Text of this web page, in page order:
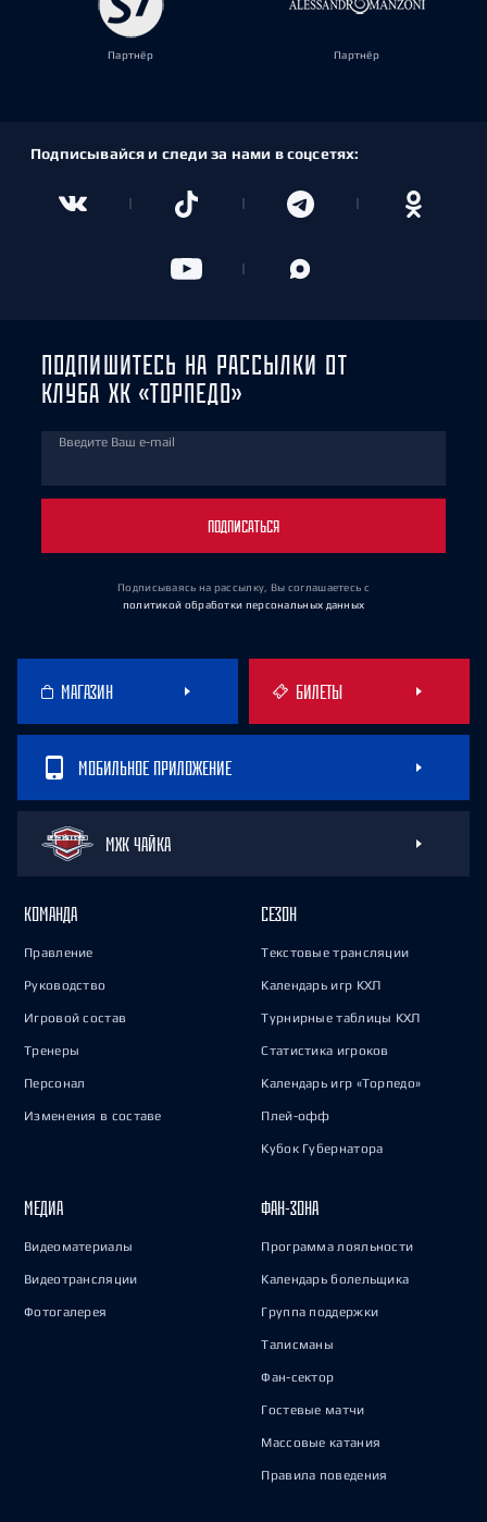
Партнёр Партнёр
Подписывайся и следи за нами в соцсетях:
ПОДПИШИТЕСЬ НА РАССЫЛКИ ОТ
КЛУБА ХК «ТОРПЕДО»
Введите Ваш e-mail
ПОДПИСАТЬСЯ
Подписываясь на рассылку, Вы соглашаетесь с
политикой обработки персональных данных
МАГАЗИН БИЛЕТЫ
МОБИЛЬНОЕ ПРИЛОЖЕНИЕ
МХК ЧАЙКА
КОМАНДА
Правление
Руководство
Игровой состав
Тренеры
Персонал
Изменения в составе
СЕЗОН
Текстовые трансляции
Календарь игр КХЛ
Турнирные таблицы КХЛ
Статистика игроков
Календарь игр «Торпедо»
Плей-офф
Кубок Губернатора
МЕДИА
Видеоматериалы
Видеотрансляции
Фотогалерея
ФАН-ЗОНА
Программа лояльности
Календарь болельщика
Группа поддержки
Талисманы
Фан-сектор
Гостевые матчи
Массовые катания
Правила поведения